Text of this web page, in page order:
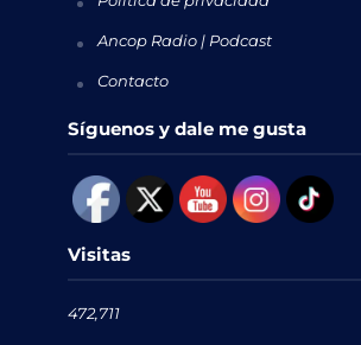
Ancop Radio | Podcast
Contacto
Síguenos y dale me gusta
Visitas
472,711